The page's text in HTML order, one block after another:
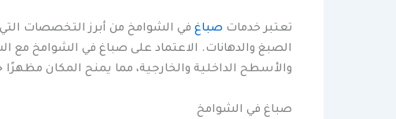
تعتبر خدمات صباغ في الشوامخ من أبرز التخصصات
الصبغ والدهانات. الاعتماد على صباغ في الشوامخ
والأسطح الداخلية والخارجية، مما يمنح المكان مظهرًا
صباغ في الشوامخ